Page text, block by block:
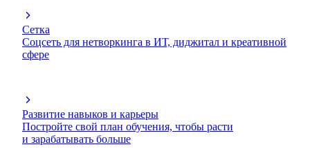
Сетка
Соцсеть для нетворкинга в ИТ, диджитал и креативной
сфере
Развитие навыков и карьеры
Постройте свой план обучения, чтобы расти
и зарабатывать больше